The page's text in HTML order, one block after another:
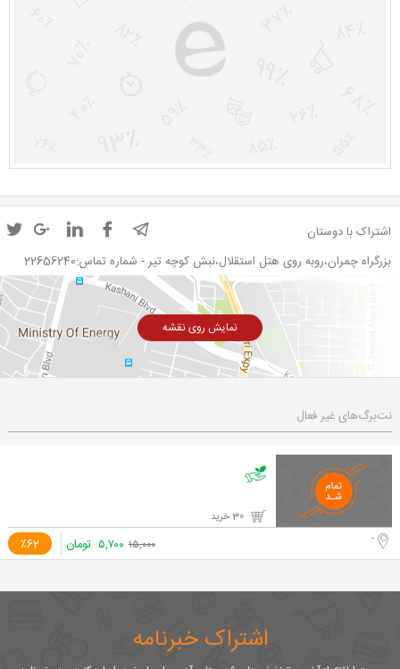
اشتراک با دوستان
بزرگراه چمران،روبه روی هتل استقلال،نبش کوچه تیر - شماره تماس:22656240
نمایش روی نقشه
نت‌برگ‌های غیر فعال
٪62 - ۱۵,۰۰۰ ۵,۷۰۰ تومان
اشتراک خبرنامه